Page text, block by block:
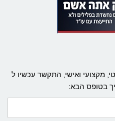
מקצועי ואישי, התקשר עכשיו ל